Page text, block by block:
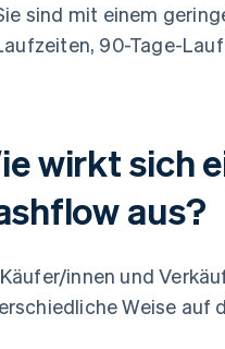
sind mit einem
90-Tage-
wirkt sich
aus?
innen und
Weise auf